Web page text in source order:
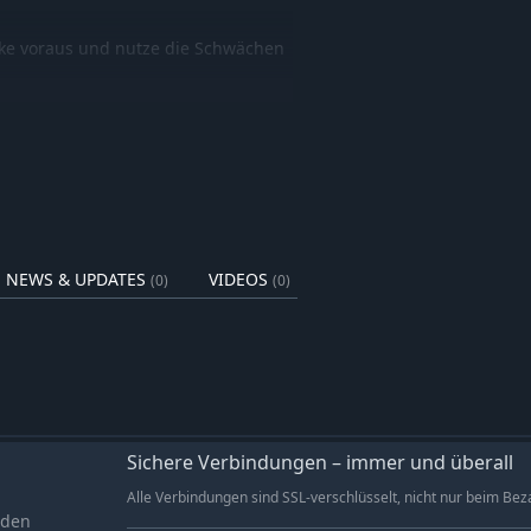
voraus und nutze die Schwächen
und passe dich an veränderte
und erhöhtem
eine bestimmte Art von Schaden
NEWS & UPDATES (0) VIDEOS (0)
Sichere Verbindungen – immer und überall
Alle Verbindungen sind SSL-verschlüsselt, nicht nur beim